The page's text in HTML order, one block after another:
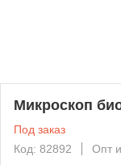
Микроскоп
Под заказ
Код: 82892
Опт